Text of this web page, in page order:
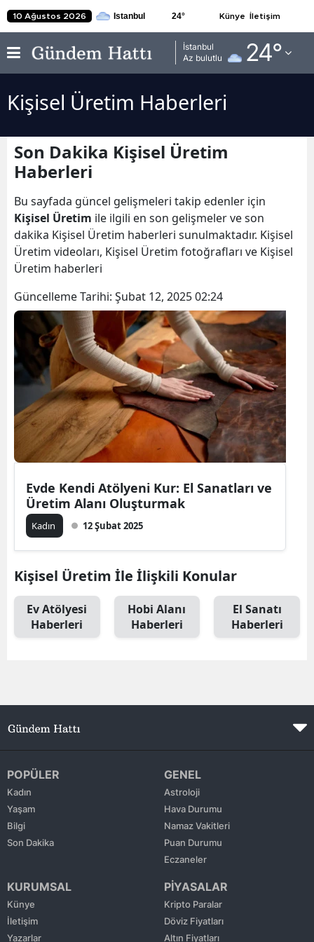
10 Ağustos 2026 24° Künye İletişim
İstanbul
Az bulutlu
24°
Adana
Adıyaman
Afyonkarahisar
Amasya
Antalya
Artvin
Balıkesir
Bilecik
Bingöl
Bitlis
Bolu
Burdur
Diyarbakır
Erzincan
Gaziantep
Gümüşhane
Hatay
Isparta
Kişisel Üretim Haberleri
Son Dakika Kişisel Üretim
Haberleri
Bu sayfada güncel gelişmeleri takip edenler için
Kişisel Üretim ile ilgili en son gelişmeler ve son
dakika Kişisel Üretim haberleri sunulmaktadır. Kişisel
Üretim videoları, Kişisel Üretim fotoğrafları ve Kişisel
Üretim haberleri
Güncelleme Tarihi: Şubat 12, 2025 02:24
Evde Kendi Atölyeni Kur: El Sanatları ve
Üretim Alanı Oluşturmak
Kadın 12 Şubat 2025
Kişisel Üretim İle İlişkili Konular
Ev Atölyesi
Haberleri
Hobi Alanı
Haberleri
El Sanatı
Haberleri
POPÜLER
Kadın
Yaşam
Bilgi
Son Dakika
GENEL
Astroloji
Hava Durumu
Namaz Vakitleri
Puan Durumu
Eczaneler
KURUMSAL
Künye
İletişim
Yazarlar
PİYASALAR
Kripto Paralar
Döviz Fiyatları
Altın Fiyatları